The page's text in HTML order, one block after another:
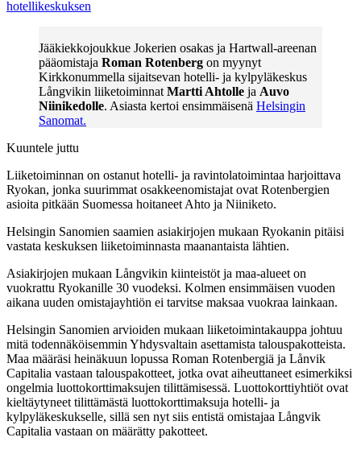
hotellikeskuksen
Jääkiekkojoukkue Jokerien osakas ja Hartwall-areenan
pääomistaja Roman Rotenberg on myynyt
Kirkkonummella sijaitsevan hotelli- ja kylpyläkeskus
Långvikin liiketoiminnat Martti Ahtolle ja Auvo
Niinikedolle. Asiasta kertoi ensimmäisenä Helsingin
Sanomat.
Kuuntele juttu
Liiketoiminnan on ostanut hotelli- ja ravintolatoimintaa harjoittava
Ryokan, jonka suurimmat osakkeenomistajat ovat Rotenbergien
asioita pitkään Suomessa hoitaneet Ahto ja Niiniketo.
Helsingin Sanomien saamien asiakirjojen mukaan Ryokanin pitäisi
vastata keskuksen liiketoiminnasta maanantaista lähtien.
Asiakirjojen mukaan Långvikin kiinteistöt ja maa-alueet on
vuokrattu Ryokanille 30 vuodeksi. Kolmen ensimmäisen vuoden
aikana uuden omistajayhtiön ei tarvitse maksaa vuokraa lainkaan.
Helsingin Sanomien arvioiden mukaan liiketoimintakauppa johtuu
mitä todennäköisemmin Yhdysvaltain asettamista talouspakotteista.
Maa määräsi heinäkuun lopussa Roman Rotenbergiä ja Lånvik
Capitalia vastaan talouspakotteet, jotka ovat aiheuttaneet esimerkiksi
ongelmia luottokorttimaksujen tilittämisessä. Luottokorttiyhtiöt ovat
kieltäytyneet tilittämästä luottokorttimaksuja hotelli- ja
kylpyläkeskukselle, sillä sen nyt siis entistä omistajaa Långvik
Capitalia vastaan on määrätty pakotteet.